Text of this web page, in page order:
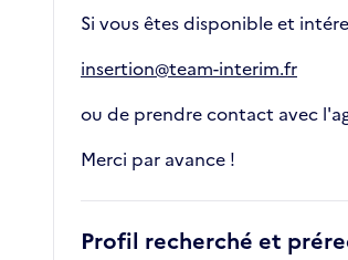
Si vous êtes disponible et
insertion@team-interim.fr
ou de prendre contact avec
Merci par avance !
Profil recherché et